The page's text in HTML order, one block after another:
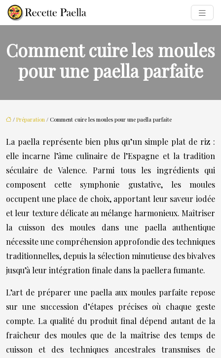
Comment cuire les moules
pour une paella parfaite
/ Préparation / Comment cuire les moules pour une paella parfaite
La paella représente bien plus qu’un simple plat de riz :
elle incarne l’âme culinaire de l’Espagne et la tradition
séculaire de Valence. Parmi tous les ingrédients qui
composent cette symphonie gustative, les moules
occupent une place de choix, apportant leur saveur iodée
et leur texture délicate au mélange harmonieux. Maîtriser
la cuisson des moules dans une paella authentique
nécessite une compréhension approfondie des techniques
traditionnelles, depuis la sélection minutieuse des bivalves
jusqu’à leur intégration finale dans la paellera fumante.
L’art de préparer une paella aux moules parfaite repose
sur une succession d’étapes précises où chaque geste
compte. La qualité du produit final dépend autant de la
fraîcheur des moules que de la maîtrise des temps de
cuisson et des techniques ancestrales transmises de